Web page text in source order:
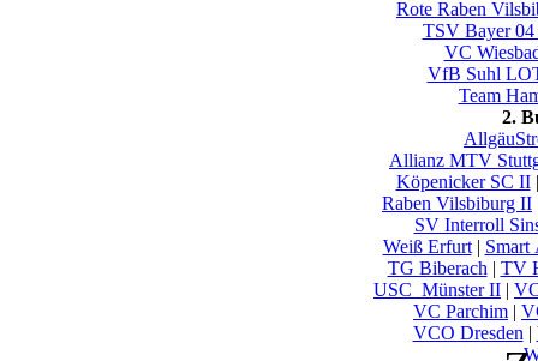
Rote Raben
TSV Bayer 04
VC
VfB Suhl
Team
2.
Allianz MTV
Köpenicker SC II
Raben Vilsbiburg II
SV Interroll
Weiß Erfurt| Smart
TG Biberach | TV
USC_Münster II |
VC Parchim |
VCO Dresden |